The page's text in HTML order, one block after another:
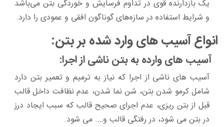
یک بازدارنده قوی در تداوم فرسایش و خوردگی بتن می‌باشد
و شرایط استفاده در سازه‌های گوناگون افقی و عمودی را دارد.
انواع آسیب های وارد شده بر بتن:
آسیب های وارده به بتن ناشی از اجرا:
آسیب های ناشی از اجرا که نیاز به ترمیم و تعمیر بتن دارد
شامل کرمو شدن بتن، شن نما شدن، عدم نظافت داخل قالب
قبل از بتن ریزی، عدم اجرای صحیح قالب که سبب ایجاد درز
در بتن می شود، در رفتگی قالب و…. می شود.